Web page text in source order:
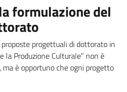
formulazione del
progettuali di dottorato in
la Produzione Culturale” non è
ma è opportuno che ogni progetto